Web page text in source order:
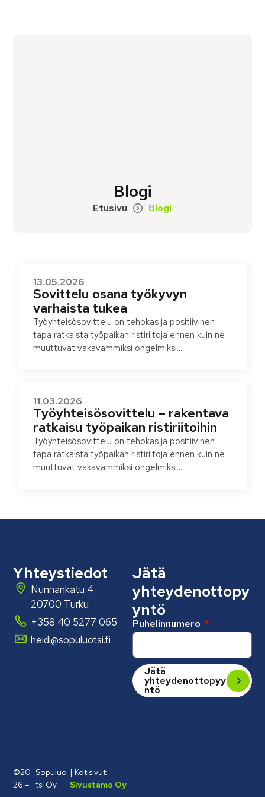
Blogi
Etusivu Blogi
13.05.2026
Sovittelu osana työkyvyn
varhaista tukea
Työyhteisösovittelu on tehokas ja positiivinen
tapa ratkaista työpaikan ristiriitoja ennen kuin ne
muuttuvat vakavammiksi ongelmiksi....
11.03.2026
Työyhteisösovittelu – rakentava
ratkaisu työpaikan ristiriitoihin
Työyhteisösovittelu on tehokas ja positiivinen
tapa ratkaista työpaikan ristiriitoja ennen kuin ne
muuttuvat vakavammiksi ongelmiksi....
Yhteystiedot
Nunnankatu 4
20700 Turku
+358 40 5277 065
heidi@sopuluotsi.fi
Jätä
yhteydenottopy
yntö
Puhelinnumero
Jätä
yhteydenottopyy
ntö
©20
26 –
Sopuluo
tsi Oy
| Kotisivut:
Sivustamo Oy